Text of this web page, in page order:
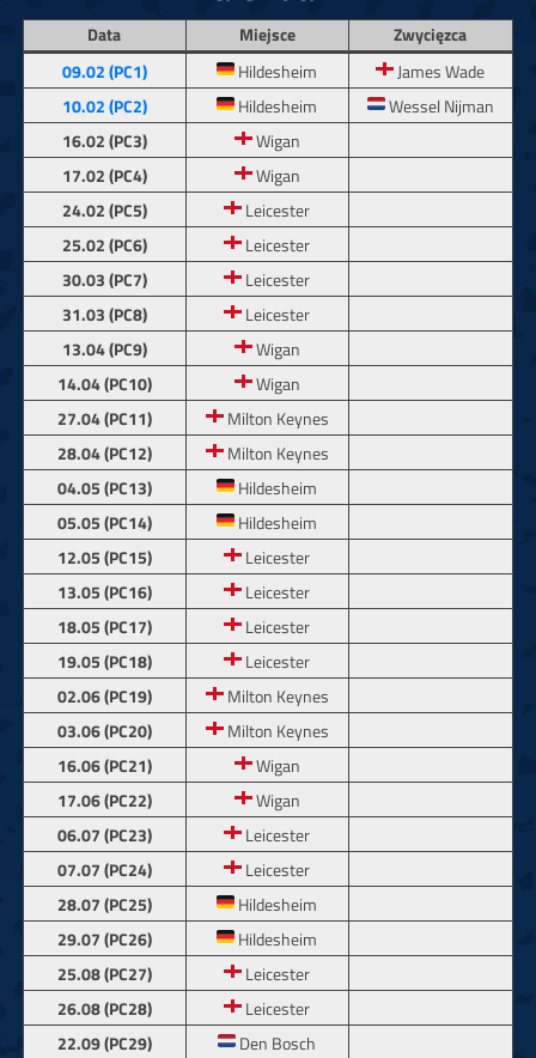
Data Miejsce
Zwycięzca
09.02 (PC1)
Hildesheim
James Wade
10.02 (PC2)
Hildesheim
Wessel Nijman
16.02 (PC3)
Wigan
17.02 (PC4)
Wigan
24.02 (PC5)
Leicester
25.02 (PC6)
Leicester
30.03 (PC7)
Leicester
31.03 (PC8)
Leicester
13.04 (PC9)
Wigan
14.04 (PC10)
Wigan
27.04 (PC11)
Milton Keynes
28.04 (PC12)
Milton Keynes
04.05 (PC13)
Hildesheim
05.05 (PC14)
Hildesheim
12.05 (PC15)
Leicester
13.05 (PC16)
Leicester
18.05 (PC17)
Leicester
19.05 (PC18)
Leicester
02.06 (PC19)
Milton Keynes
03.06 (PC20)
Milton Keynes
16.06 (PC21)
Wigan
17.06 (PC22)
Wigan
06.07 (PC23)
Leicester
07.07 (PC24)
Leicester
28.07 (PC25)
Hildesheim
29.07 (PC26)
Hildesheim
25.08 (PC27)
Leicester
26.08 (PC28)
Leicester
22.09 (PC29)
Den Bosch